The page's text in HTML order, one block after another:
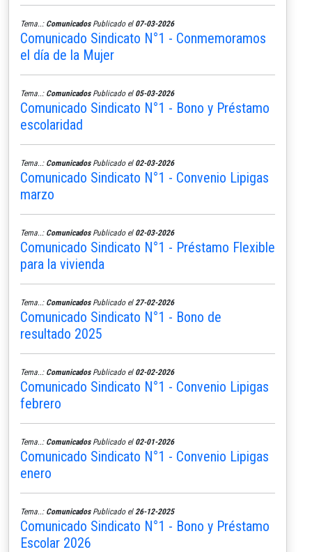
Tema..: ComunicadosPublicado el 07-03-2026
Comunicado Sindicato N°1 - Conmemoramos
el día de la Mujer
Tema..: ComunicadosPublicado el 05-03-2026
Comunicado Sindicato N°1 - Bono y Préstamo
escolaridad
Tema..: ComunicadosPublicado el 02-03-2026
Comunicado Sindicato N°1 - Convenio Lipigas
marzo
Tema..: ComunicadosPublicado el 02-03-2026
Comunicado Sindicato N°1 - Préstamo Flexible
para la vivienda
Tema..: ComunicadosPublicado el 27-02-2026
Comunicado Sindicato N°1 - Bono de
resultado 2025
Tema..: ComunicadosPublicado el 02-02-2026
Comunicado Sindicato N°1 - Convenio Lipigas
febrero
Tema..: ComunicadosPublicado el 02-01-2026
Comunicado Sindicato N°1 - Convenio Lipigas
enero
Tema..: ComunicadosPublicado el 26-12-2025
Comunicado Sindicato N°1 - Bono y Préstamo
Escolar 2026